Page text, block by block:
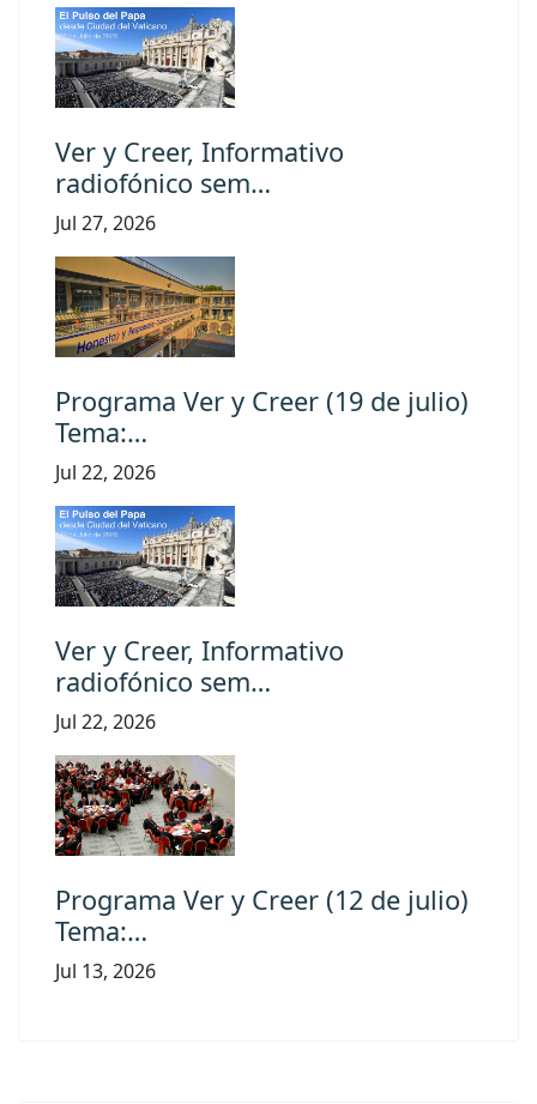
Ver y Creer, Informativo
radiofónico sem…
Jul 27, 2026
Programa Ver y Creer (19 de julio)
Tema:…
Jul 22, 2026
Ver y Creer, Informativo
radiofónico sem…
Jul 22, 2026
Programa Ver y Creer (12 de julio)
Tema:…
Jul 13, 2026